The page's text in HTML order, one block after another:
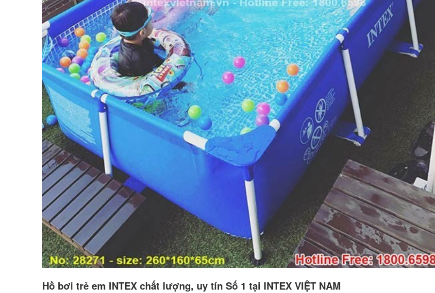
Hồ bơi trẻ em INTEX chất lượng, uy tín Số 1 tại INTEX VIỆT NAM